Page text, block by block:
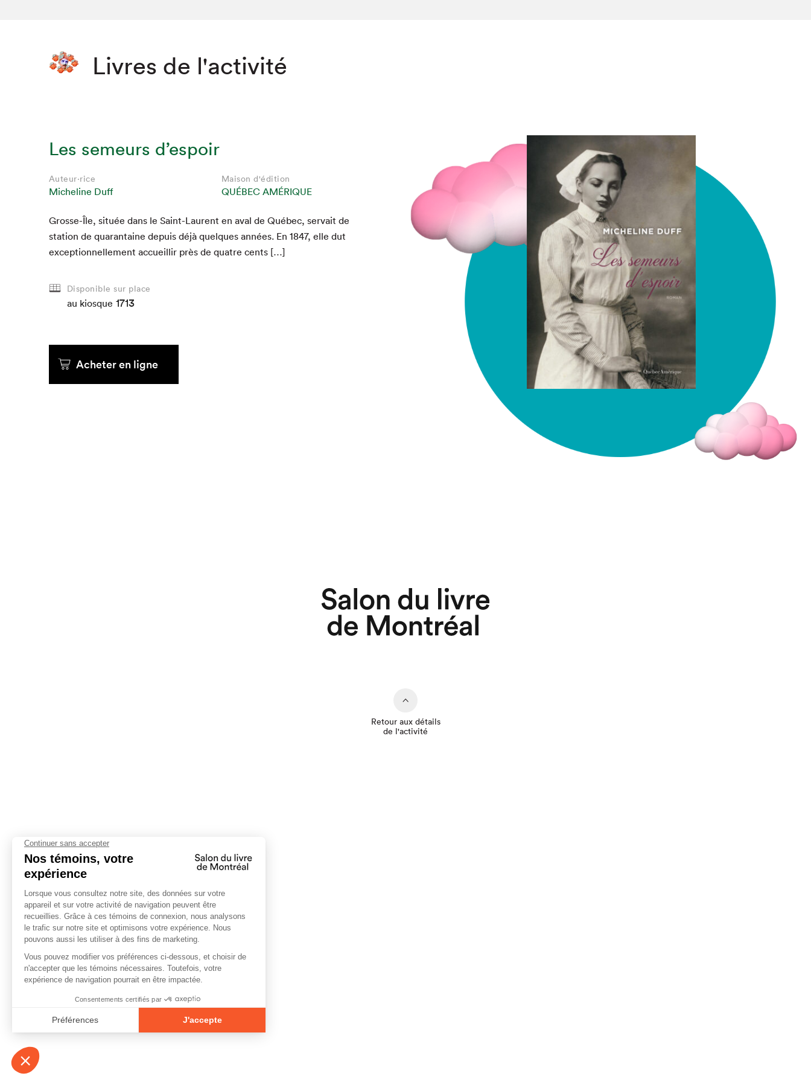
Que cherchez-vous?
Livres de l'activité
Les semeurs d’espoir
Auteur·rice
Micheline Duff
Maison d'édition
QUÉBEC AMÉRIQUE
Grosse-Île, située dans le Saint-Lau­rent en aval de Québec, ser­vait de
sta­tion de quar­an­taine depuis déjà quelques années. En 1847, elle dut
excep­tion­nelle­ment accueil­lir près de qua­tre cents […]
Disponible sur place
au kiosque 1713
Acheter en ligne
Retour aux détails
de l'activité